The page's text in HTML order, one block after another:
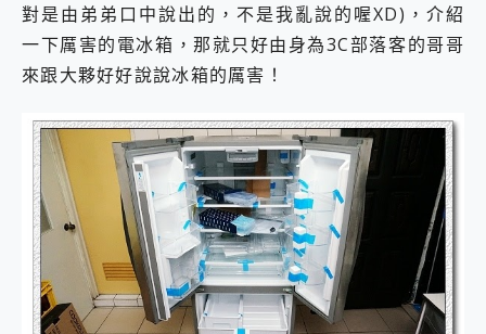
3 個超值 MHN 飛人工具分享~~ iToolab AnyGo 魔物獵人 Now飛人 ios教學 不出門也可以到處走
Locawhere AnyTo 寶可夢飛人 AnyTo 不出門也可以飛遍全世界
小體積 40000mAh 超大容量 一次充5個設備 充好充滿 CUKTECH 酷態科 300W 微型充電站 開箱 評測
97.3% 恢復率，資料救援就是這麼簡單 EaseUS Data Recovery Wizard Free 18.0.0 業界最好的資料救援軟體
全新 SONY Xperia 1 VI 開箱! 相機實測! 長焦覆蓋更遠更清晰、2日長續航、頂尖影音娛樂效能~
Xiaomi 14 Ultra 開箱 評測~ 有深度的 Leica 影像旗艦手機! 加碼小旗艦 Xiaomi 14 開箱 評測
vivo TWS 3e 真無線藍牙耳機智慧降噪升級、音質明亮溫潤，並支援雙設備連接~
MSI Claw 掌機專屬配件包 來囉 完美保護 MSI Claw A1M-026TW 電競掌機
人像旗艦 vivo V30 系列 開箱 評測! 首搭蔡司光學鏡頭、攝影棚級柔光環、拍攝功能最好玩的美拍神機 vivo V30 Pro
多個願望一次滿足 超強散熱 微星 MSI Claw A1M-026TW 電競掌機 開箱 評測
一吸完美對位 擁有超強吸力與超好用的隱磁支架 O-ONE MAG 最會吸的行動電源 開箱 評測
OPPO 哈蘇 300mm 專業增距鏡實測：Find X9 Ultra 光學長焦隨手拍，紀錄生活就是這麼簡單
Motorola edge 70 pro 及 moto g37 power上市，登錄在送飛利浦氣炸鍋
對是由弟弟口中說出的，不是我亂說的喔XD)，介紹
一下厲害的電冰箱，那就只好由身為3C部落客的哥哥
來跟大夥好好說說冰箱的厲害！